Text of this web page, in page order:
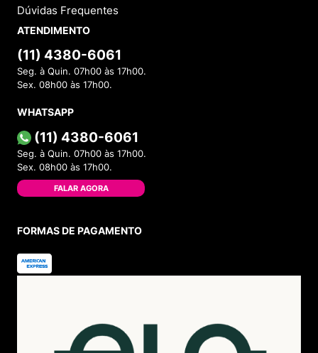
Dúvidas Frequentes
ATENDIMENTO
(11) 4380-6061
Seg. à Quin. 07h00 às 17h00.
Sex. 08h00 às 17h00.
WHATSAPP
(11) 4380-6061
Seg. à Quin. 07h00 às 17h00.
Sex. 08h00 às 17h00.
FALAR AGORA
FORMAS DE PAGAMENTO